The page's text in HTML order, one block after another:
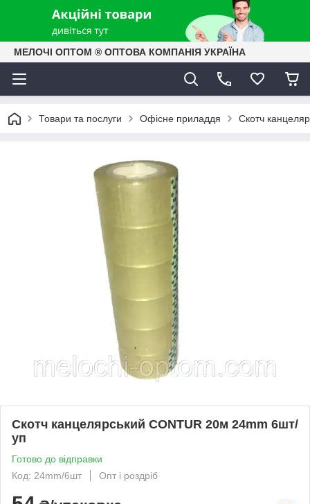
МЕЛОЧІ ОПТОМ ® ОПТОВА КОМПАНІЯ УКРАЇНА
Товари та послуги Офісне приладдя Скотч
Скотч канцелярський CONTUR 20м 24mm 6шт/
уп
Готово до відправки
Код: 24mm/6шт
Опт і роздріб